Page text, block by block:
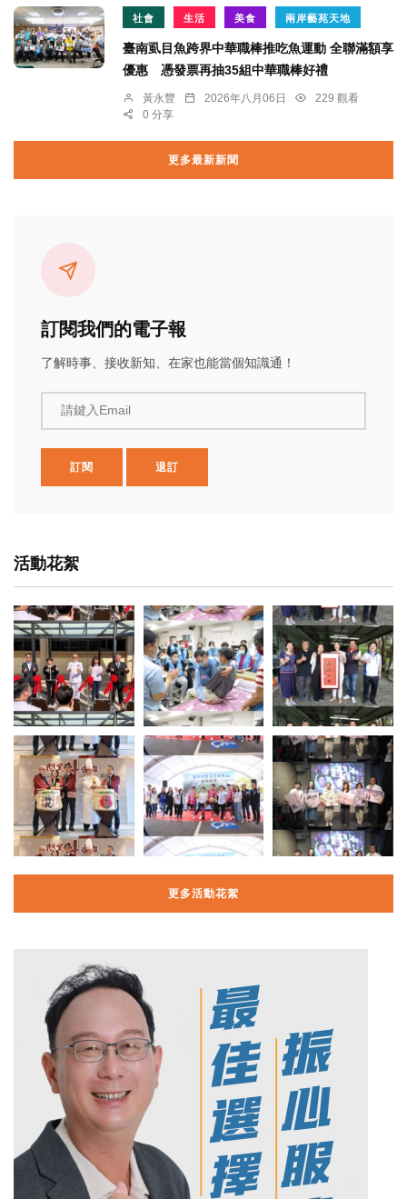
社會 生活 美食 兩岸藝苑天地
臺南虱目魚跨界中華職棒推吃魚運動 全聯滿額享
優惠 憑發票再抽35組中華職棒好禮
黃永豐 2026年八月06日
229 觀看
0 分享
更多最新新聞
訂閱我們的電子報
了解時事、接收新知、在家也能當個知識通！
請鍵入Email
訂閱 退訂
活動花絮
更多活動花絮